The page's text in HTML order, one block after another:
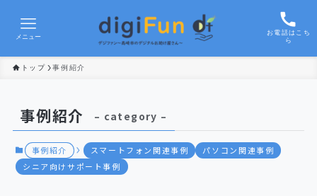
お電話はこち
ら
メニュー
トップ 事例紹介
事例紹介 – category –
事例紹介 スマートフォン関連事例
パソコン関連事例
シニア向けサポート事例